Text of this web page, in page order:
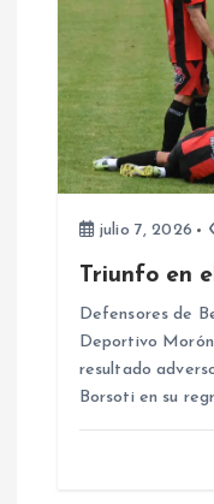
ó
n
d
julio 7, 2026
Triunfo en
Defensores de
Deportivo
resultado
Borsoti en su